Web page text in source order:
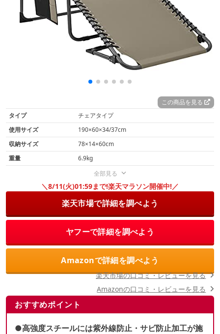
この商品を見る
タイプ
チェアタイプ
使用サイズ
190×60×34/37cm
収納サイズ
78×14×60cm
重量
6.9kg
全部見る
＼8/11(火)01:59まで!楽天マラソン開催中!／
楽天市場で詳細を調べよう
ヤフーで詳細を調べよう
Amazonで詳細を調べよう
おすすめポイント
●高強度スチールには紫外線防止・サビ防止加工が施
楽天市場の口コミ・レビューを見る
Amazonの口コミ・レビューを見る